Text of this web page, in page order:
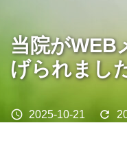
当院がWEB
げられまし
schedule 2025-10-21 refresh